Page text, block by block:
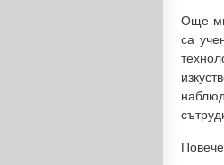
Още
са